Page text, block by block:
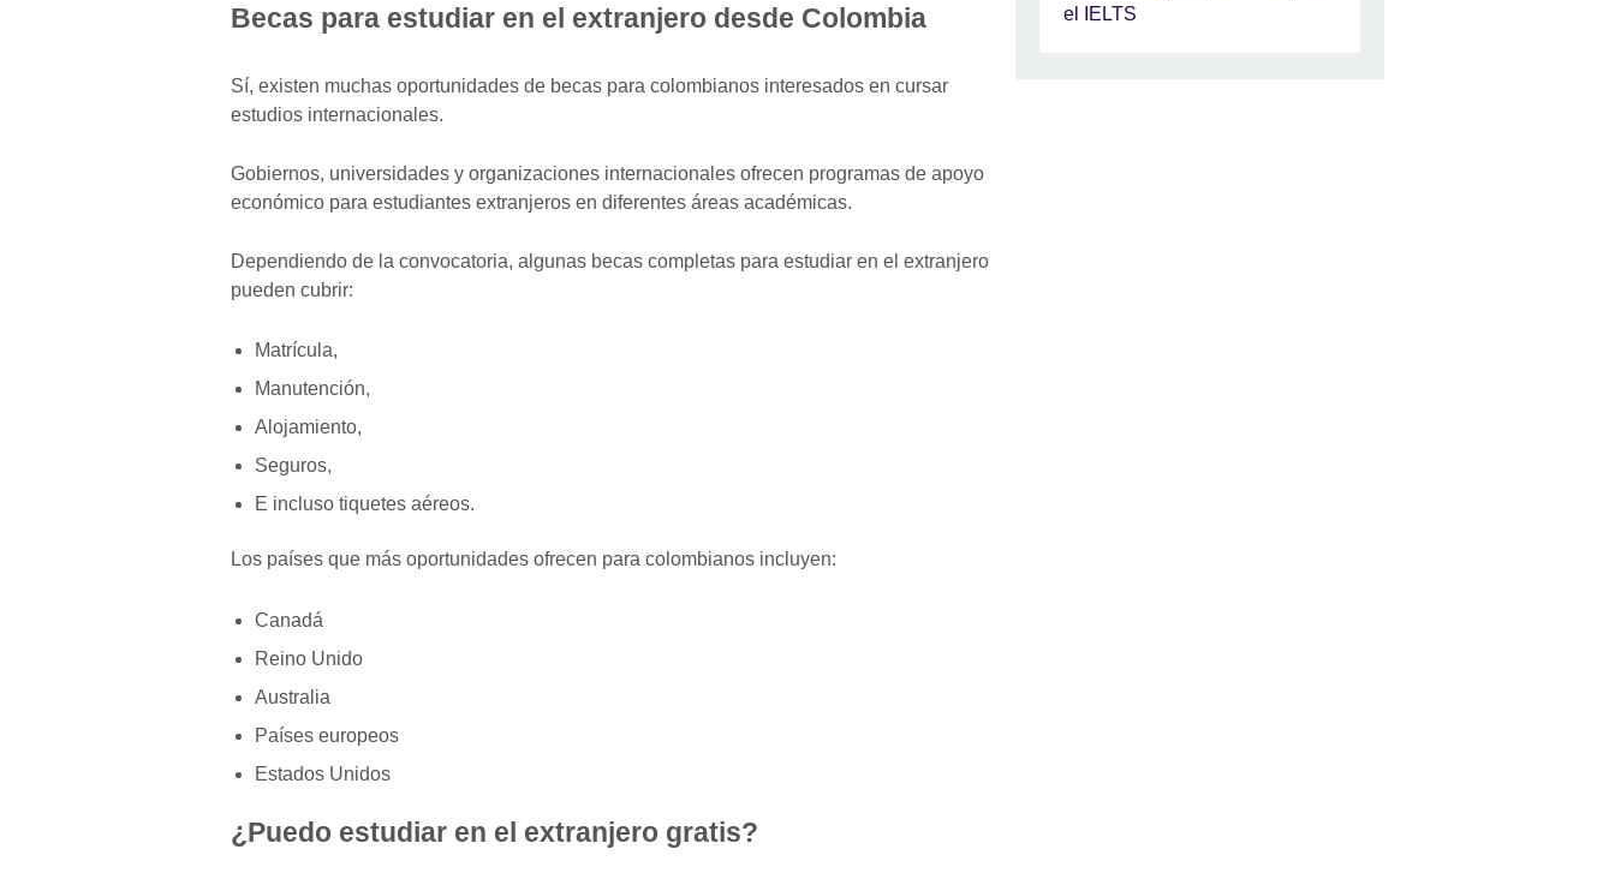
Becas para estudiar en el extranjero desde Colombia
Sí, existen muchas oportunidades de becas para colombianos interesados en cursar
estudios internacionales.
Gobiernos, universidades y organizaciones internacionales ofrecen programas de apoyo
económico para estudiantes extranjeros en diferentes áreas académicas.
Dependiendo de la convocatoria, algunas becas completas para estudiar en el extranjero
pueden cubrir:
Matrícula,
Manutención,
Alojamiento,
Seguros,
E incluso tiquetes aéreos.
Los países que más oportunidades ofrecen para colombianos incluyen:
Canadá
Reino Unido
Australia
Países europeos
Estados Unidos
¿Puedo estudiar en el extranjero gratis?
el IELTS